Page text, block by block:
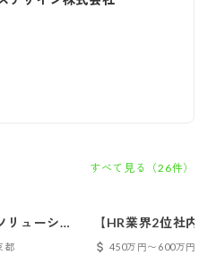
すべて見る（26件）
リューショ
ション統
都
【HR業界2位社内
YoY300％成長】
450万円〜600万円